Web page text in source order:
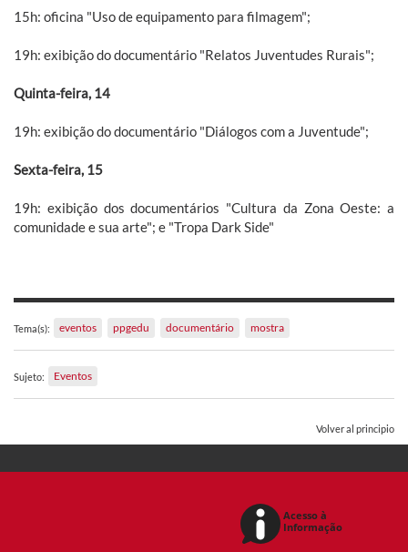
15h: oficina "Uso de equipamento para filmagem";
19h: exibição do documentário "Relatos Juventudes Rurais";
Quinta-feira, 14
19h: exibição do documentário "Diálogos com a Juventude";
Sexta-feira, 15
19h: exibição dos documentários "Cultura da Zona Oeste: a
comunidade e sua arte"; e "Tropa Dark Side"
Tema(s): eventos ppgedu documentário mostra
Sujeto: Eventos
Volver al principio